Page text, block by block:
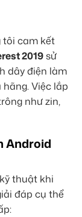
tôi cam kết
2019sử
dây điện làm
Việc lắp
như zin,
Android
thuật khi
đáp cụ thể